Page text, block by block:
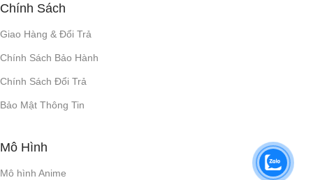
Chính Sách
Giao Hàng & Đổi Trả
Chính Sách Bảo Hành
Chính Sách Đổi Trả
Bảo Mật Thông Tin
Mô Hình
Mô hình Anime